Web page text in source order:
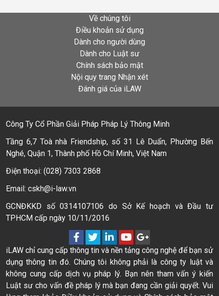
Về chúng tôi
Điều khoản sử dụng
Dành cho người dùng
Dành cho Luật sư
Chính sách bảo mật
Nội quy trang Nhận xét
Đánh giá của iLAW
Công Ty Cổ Phần Giải Pháp Pháp Lý Thông Minh
Tầng 6,7 Toà nhà Friendship, số 31 Lê Duẩn, Phường Bến
Nghé, Quận 1, Thành phố Hồ Chí Minh, Việt Nam
Điện thoại: (028) 7303 2868
Email: cskh@i-law.vn
GCNĐKKD số 0314107106 do Sở Kế hoạch và Đầu tư
TPHCM cấp ngày 10/11/2016
iLAW chỉ cung cấp thông tin và nền tảng công nghệ để bạn sử
dụng thông tin đó. Chúng tôi không phải là công ty luật và
không cung cấp dịch vụ pháp lý. Bạn nên tham vấn ý kiến
Luật sư cho vấn đề pháp lý mà bạn đang cần giải quyết. Vui